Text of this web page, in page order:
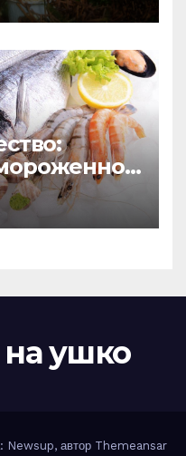
ушко
Newsup, автор Themeansar